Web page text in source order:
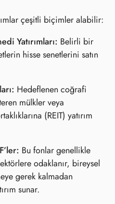
çeşitli biçimler alabilir:
Yatırımları: Belirli bir
hisse senetlerini satın
Hedeflenen coğrafi
mülkler veya
(REIT) yatırım
Bu fonlar genellikle
odaklanır, bireysel
gerek kalmadan
sunar.